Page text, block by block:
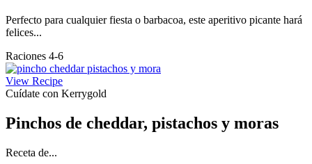
Perfecto para cualquier fiesta o barbacoa, este aperitivo picante hará
felices...
Raciones 4-6
View Recipe
Cuídate con Kerrygold
Pinchos de cheddar, pistachos y moras
Receta de...